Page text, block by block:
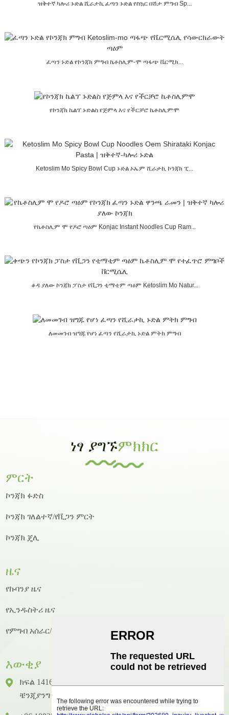
ዝቅተኛ ካሎሪ ኑድል ሺራታኪ ፈጣን ኑድል የስኳር በሽታ ምግብ Sp...
ፈጣን ኑድል የኮንጃክ ምግብ ኬቶስሊም-ሞ ጣፋጭ ቬርሚክ...
የኮንጃክ ኬልፕ ኑድልስ የጅምላ እና የችርቻሮ ኬቶስሊምሞ
Ketoslim Mo Spicy Bowl Cup ኑድል ኦኤም ሺራታኪ ኮንጃክ ፒ...
የኬቶስሊም ሞ የዶሮ ጣዕም Konjac Instant Noodles Cup Ram...
ቆዳ ያለው ኮንጃክ ፓስታ የቪጋን ቲማቲም ጣዕም Ketoslim Mo Natur...
ለመመገብ ዝግጁ የሆነ ፈጣን የሺራታኪ ኑድል ምትክ ምግብ
ነፃ ያግኙምክክር
ምርት
ኮንጃክ ፉድስ
ኮንጃክ ገለልተኛ/የቪጋን ምርት
ኮንጃክ ጄሊ
ዜና
የኩባንያ ዜና
የኢንዱስትሪ ዜና
የምግብ አሰራር/የምግብ አሰራር ዜና
እውቂያ
ክፍል 1416 ፣ ፎቅ 14 ፣ ጁንሃኦ ዓለም አቀፍ ህንፃ ፣ ቁጥር 2 ፣
ቼንጂያንግ ዞንግካይ ጎዳና ፣ ሁዪቼንግ አውራጃ ፣ ሁዩዙ ከተማ